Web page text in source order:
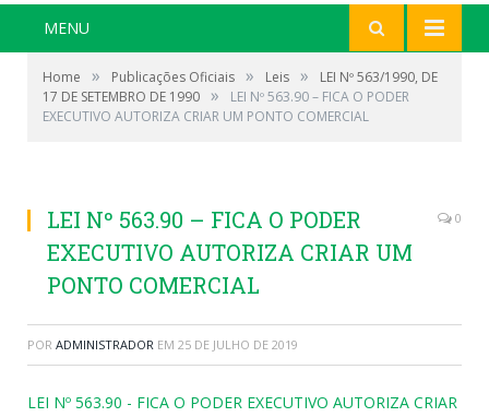
MENU
Home » Publicações Oficiais » Leis »
LEI Nº 563/1990, DE
17 DE SETEMBRO DE 1990 »
LEI Nº 563.90 – FICA O PODER
EXECUTIVO AUTORIZA CRIAR UM PONTO COMERCIAL
LEI Nº 563.90 – FICA O PODER
EXECUTIVO AUTORIZA CRIAR UM
PONTO COMERCIAL
0
POR ADMINISTRADOR EM 25 DE JULHO DE 2019
LEI Nº 563.90 - FICA O PODER EXECUTIVO AUTORIZA CRIAR